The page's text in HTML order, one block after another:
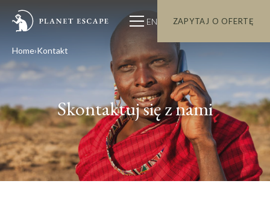
EN ZAPYTAJ O OFERTĘ
Home Kontakt
Skontaktuj się z nami